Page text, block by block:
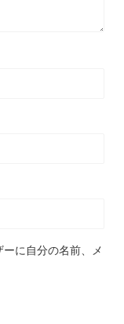
に自分の名前、メ